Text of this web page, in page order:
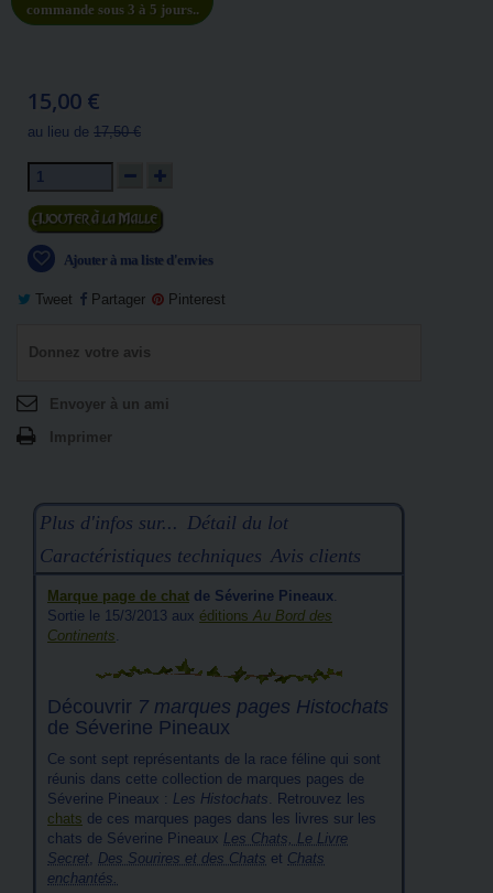
commande sous 3 à 5 jours..
15,00 €
au lieu de 17,50 €
Ajouter au panier
Ajouter à ma liste d'envies
Tweet Partager Pinterest
Donnez votre avis
Envoyer à un ami
Imprimer
Plus d'infos sur... Détail du lot
Caractéristiques techniques Avis clients
Marque page de chat de Séverine Pineaux.
Sortie le 15/3/2013 aux éditions Au Bord des
Continents.
Découvrir 7 marques pages Histochats
de Séverine Pineaux
Ce sont sept représentants de la race féline qui sont
réunis dans cette collection de marques pages de
Séverine Pineaux : Les Histochats. Retrouvez les
chats de ces marques pages dans les livres sur les
chats de Séverine Pineaux Les Chats, Le Livre
Secret, Des Sourires et des Chats et Chats
enchantés.